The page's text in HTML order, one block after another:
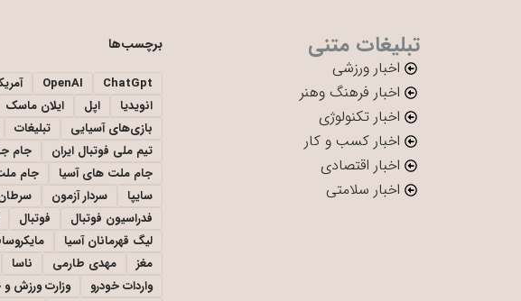
تبلیغات متنی
اخبار ورزشی
اخبار فرهنگ وهنر
اخبار تکنولوژی
اخبار کسب و کار
اخبار اقتصادی
اخبار سلامتی
برچسب‌ها
ChatGpt
OpenAI
انویدیا
اپل ایلان ماسک
بازی‌های آسیایی
تبلیغات
تیم ملی فوتبال ایران
جام
جام ملت های آسیا
جام
سایپا
سردار آزمون
فدراسیون فوتبال
فوتبال
لیگ قهرمانان آسیا
مغز
مهدی طارمی ناسا
واردات خودرو
وزارت ورزش و